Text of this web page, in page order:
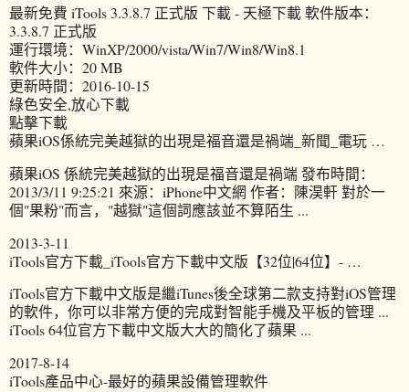
最新免費 iTools 3.3.8.7 正式版 下載 - 天極下載 軟件版本：
3.3.8.7 正式版
運行環境：WinXP/2000/vista/Win7/Win8/Win8.1
軟件大小：20 MB
更新時間：2016-10-15
綠色安全,放心下載
點擊下載
蘋果iOS係統完美越獄的出現是福音還是禍端_新聞_電玩 …
蘋果iOS 係統完美越獄的出現是福音還是禍端 發布時間：
2013/3/11 9:25:21 來源：iPhone中文網 作者：陳淏軒 對於一
個"果粉"而言，"越獄"這個詞應該並不算陌生 ...
2013-3-11
iTools官方下載_iTools官方下載中文版【32位|64位】- …
iTools官方下載中文版是繼iTunes後全球第二款支持對iOS管理
的軟件，你可以非常方便的完成對智能手機及平板的管理 ...
iTools 64位官方下載中文版大大的簡化了蘋果 ...
2017-8-14
iTools產品中心-最好的蘋果設備管理軟件